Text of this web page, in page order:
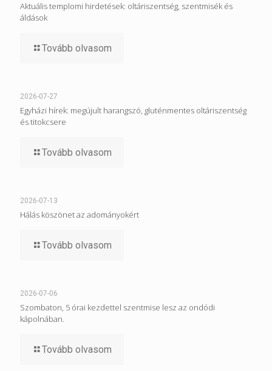
Aktuális templomi hirdetések: oltáriszentség, szentmisék és
áldások
Tovább olvasom
2026-07-27
Egyházi hírek: megújult harangszó, gluténmentes oltáriszentség
és titokcsere
Tovább olvasom
2026-07-13
Hálás köszönet az adományokért
Tovább olvasom
2026-07-06
Szombaton, 5 órai kezdettel szentmise lesz az ondódi
kápolnában.
Tovább olvasom